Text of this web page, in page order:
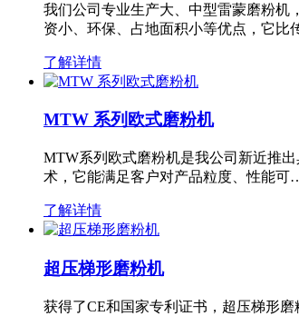
我们公司专业生产大、中型雷蒙磨粉机
资小、环保、占地面积小等优点，它比
了解详情
MTW 系列欧式磨粉机
MTW系列欧式磨粉机是我公司新近推
术，它能满足客户对产品粒度、性能可
了解详情
超压梯形磨粉机
获得了CE和国家专利证书，超压梯形